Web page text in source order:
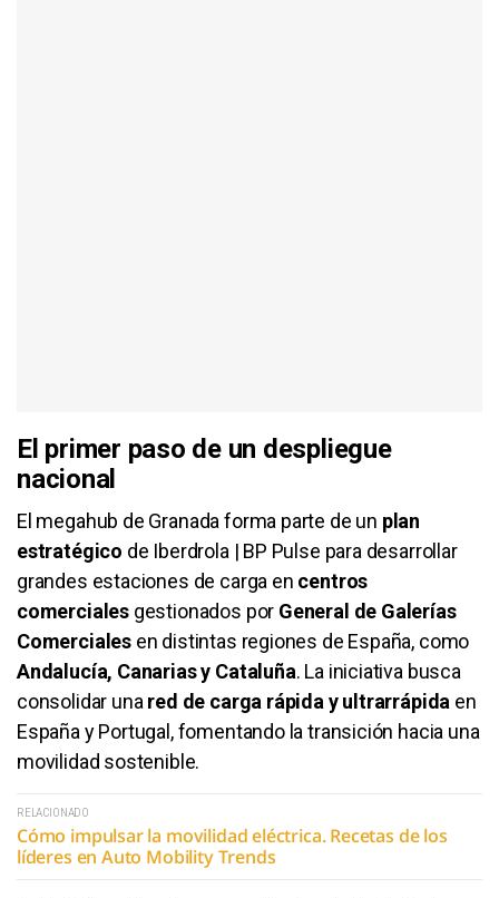
El primer paso de un despliegue
nacional
El megahub de Granada forma parte de un plan
estratégico de Iberdrola | BP Pulse para desarrollar
grandes estaciones de carga en centros
comerciales gestionados por General de Galerías
Comerciales en distintas regiones de España, como
Andalucía, Canarias y Cataluña. La iniciativa busca
consolidar una red de carga rápida y ultrarrápida en
España y Portugal, fomentando la transición hacia una
movilidad sostenible.
RELACIONADO
Cómo impulsar la movilidad eléctrica. Recetas de los
líderes en Auto Mobility Trends